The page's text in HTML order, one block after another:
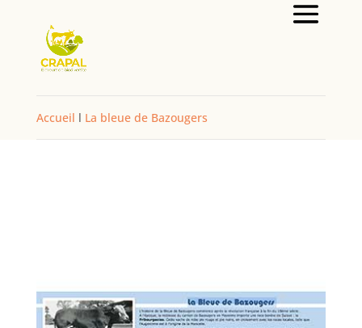
Accueil l La bleue de Bazougers